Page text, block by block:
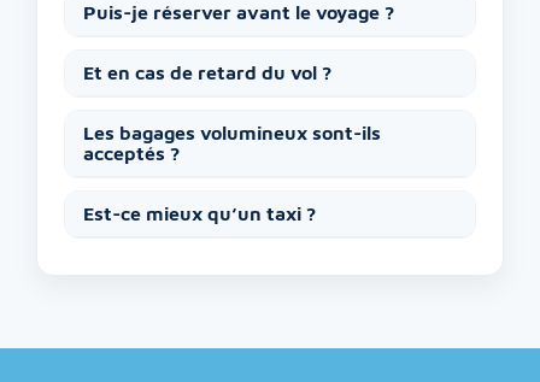
Puis-je réserver avant le voyage ?
Et en cas de retard du vol ?
Les bagages volumineux sont-ils
acceptés ?
Est-ce mieux qu’un taxi ?